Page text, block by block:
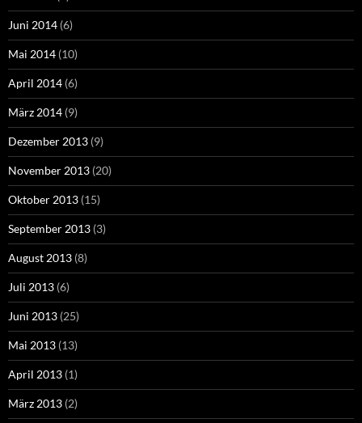
Juni 2014 (6)
Mai 2014 (10)
April 2014 (6)
März 2014 (9)
Dezember 2013 (9)
November 2013 (20)
Oktober 2013 (15)
September 2013 (3)
August 2013 (8)
Juli 2013 (6)
Juni 2013 (25)
Mai 2013 (13)
April 2013 (1)
März 2013 (2)